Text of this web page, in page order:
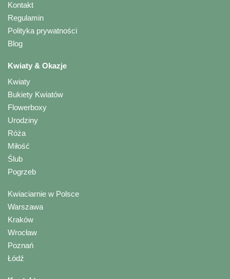
Kontakt
Regulamin
Polityka prywatności
Blog
Kwiaty & Okazje
Kwiaty
Bukiety Kwiatów
Flowerboxy
Urodziny
Róża
Miłość
Ślub
Pogrzeb
Kwiaciarnie w Polsce
Warszawa
Kraków
Wrocław
Poznań
Łódź